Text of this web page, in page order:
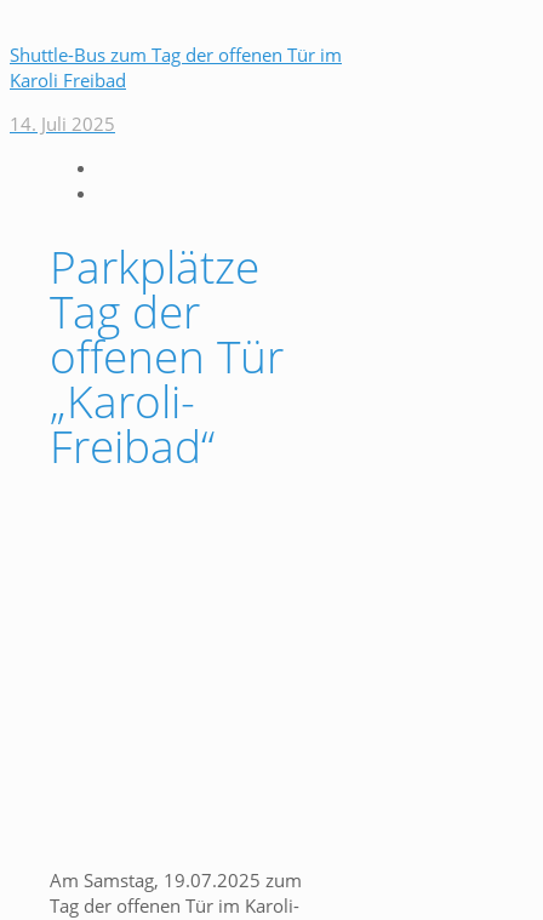
Shuttle-Bus zum Tag der offenen Tür im
Karoli Freibad
14. Juli 2025
Parkplätze
Tag der
offenen Tür
„Karoli-
Freibad“
Am Samstag, 19.07.2025 zum
Tag der offenen Tür im Karoli-